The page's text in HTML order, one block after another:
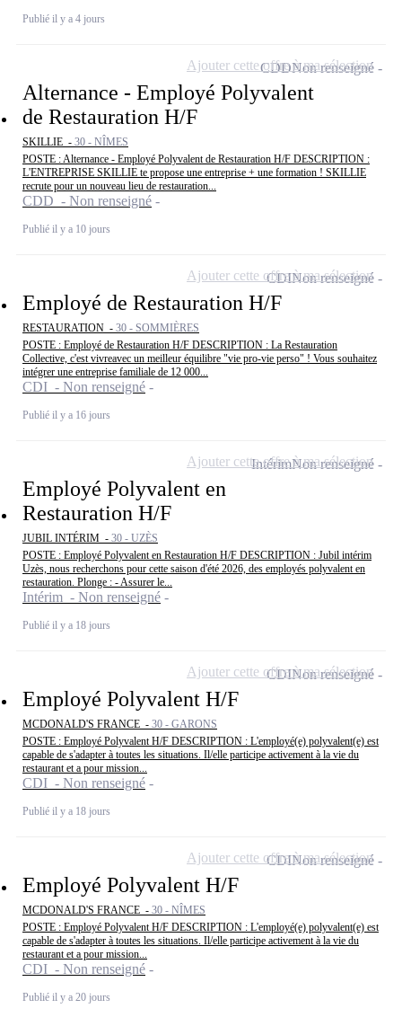
Publié il y a 4 jours
Alternance - Employé Polyvalent
de Restauration H/F
SKILLIE - 30 - NÎMES
POSTE : Alternance - Employé Polyvalent de Restauration H/F DESCRIPTION :
L'ENTREPRISE SKILLIE te propose une entreprise + une formation ! SKILLIE
recrute pour un nouveau lieu de restauration...
CDD - Non renseigné
Publié il y a 10 jours
CDDNon renseigné
Ajouter cette offre à ma sélection
Employé de Restauration H/F
RESTAURATION - 30 - SOMMIÈRES
POSTE : Employé de Restauration H/F DESCRIPTION : La Restauration
Collective, c'est vivreavec un meilleur équilibre "vie pro-vie perso" ! Vous souhaitez
intégrer une entreprise familiale de 12 000...
CDI - Non renseigné
Publié il y a 16 jours
CDINon renseigné
Ajouter cette offre à ma sélection
Employé Polyvalent en
Restauration H/F
JUBIL INTÉRIM - 30 - UZÈS
POSTE : Employé Polyvalent en Restauration H/F DESCRIPTION : Jubil intérim
Uzès, nous recherchons pour cette saison d'été 2026, des employés polyvalent en
restauration. Plonge : - Assurer le...
Intérim - Non renseigné
Publié il y a 18 jours
IntérimNon renseigné
Ajouter cette offre à ma sélection
Employé Polyvalent H/F
MCDONALD'S FRANCE - 30 - GARONS
POSTE : Employé Polyvalent H/F DESCRIPTION : L'employé(e) polyvalent(e) est
capable de s'adapter à toutes les situations. Il/elle participe activement à la vie du
restaurant et a pour mission...
CDI - Non renseigné
Publié il y a 18 jours
CDINon renseigné
Ajouter cette offre à ma sélection
Employé Polyvalent H/F
MCDONALD'S FRANCE - 30 - NÎMES
POSTE : Employé Polyvalent H/F DESCRIPTION : L'employé(e) polyvalent(e) est
capable de s'adapter à toutes les situations. Il/elle participe activement à la vie du
restaurant et a pour mission...
CDI - Non renseigné
Publié il y a 20 jours
CDINon renseigné
Ajouter cette offre à ma sélection